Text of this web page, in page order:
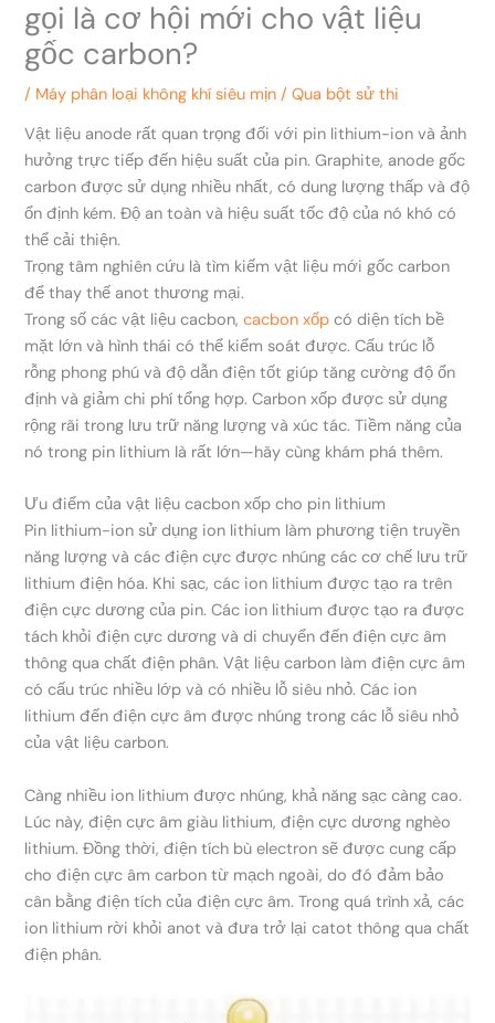
gọi là cơ hội mới cho vật liệu
gốc carbon?
/ Máy phân loại không khí siêu mịn / Qua bột sử thi
Vật liệu anode rất quan trọng đối với pin lithium-ion và ảnh
hưởng trực tiếp đến hiệu suất của pin. Graphite, anode gốc
carbon được sử dụng nhiều nhất, có dung lượng thấp và độ
ổn định kém. Độ an toàn và hiệu suất tốc độ của nó khó có
thể cải thiện.
Trọng tâm nghiên cứu là tìm kiếm vật liệu mới gốc carbon
để thay thế anot thương mại.
Trong số các vật liệu cacbon, cacbon xốp có diện tích bề
mặt lớn và hình thái có thể kiểm soát được. Cấu trúc lỗ
rỗng phong phú và độ dẫn điện tốt giúp tăng cường độ ổn
định và giảm chi phí tổng hợp. Carbon xốp được sử dụng
rộng rãi trong lưu trữ năng lượng và xúc tác. Tiềm năng của
nó trong pin lithium là rất lớn—hãy cùng khám phá thêm.
Ưu điểm của vật liệu cacbon xốp cho pin lithium
Pin lithium-ion sử dụng ion lithium làm phương tiện truyền
năng lượng và các điện cực được nhúng các cơ chế lưu trữ
lithium điện hóa. Khi sạc, các ion lithium được tạo ra trên
điện cực dương của pin. Các ion lithium được tạo ra được
tách khỏi điện cực dương và di chuyển đến điện cực âm
thông qua chất điện phân. Vật liệu carbon làm điện cực âm
có cấu trúc nhiều lớp và có nhiều lỗ siêu nhỏ. Các ion
lithium đến điện cực âm được nhúng trong các lỗ siêu nhỏ
của vật liệu carbon.
Càng nhiều ion lithium được nhúng, khả năng sạc càng cao.
Lúc này, điện cực âm giàu lithium, điện cực dương nghèo
lithium. Đồng thời, điện tích bù electron sẽ được cung cấp
cho điện cực âm carbon từ mạch ngoài, do đó đảm bảo
cân bằng điện tích của điện cực âm. Trong quá trình xả, các
ion lithium rời khỏi anot và đưa trở lại catot thông qua chất
điện phân.